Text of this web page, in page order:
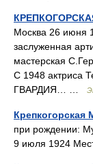
Москва 26 июня
заслуженная
мастерская
С 1948 актриса
ГВАРДИЯ… …
Крепкогорская
при рождении:
9 июля 1924